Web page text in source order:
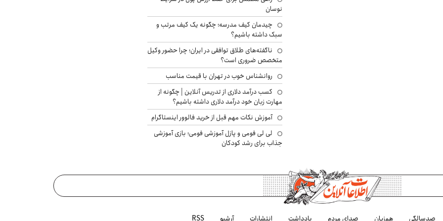
نوسان
چیدمان کیف مدرسه؛ چگونه یک کیف مرتب و
سبک داشته باشیم؟
ناگفته‌های طلاق توافقی در ایران؛ چرا حضور وکیل
متخصص ضروری است؟
روانشناس خوب در تهران با قیمت مناسب
کسب درآمد دلاری از تدریس آنلاین | چگونه از
مهارت زبان خود درآمد دلاری داشته باشیم؟
آموزش نکات مهم قبل از خرید فالوور اینستاگرام
لی لی فومی و پازل آموزشی فومی؛ بازی آموزشی
جذاب برای رشد کودکان
صدسالگی هم‌زبان صدای مردم یادداشت انتشارات آرشیو RSS